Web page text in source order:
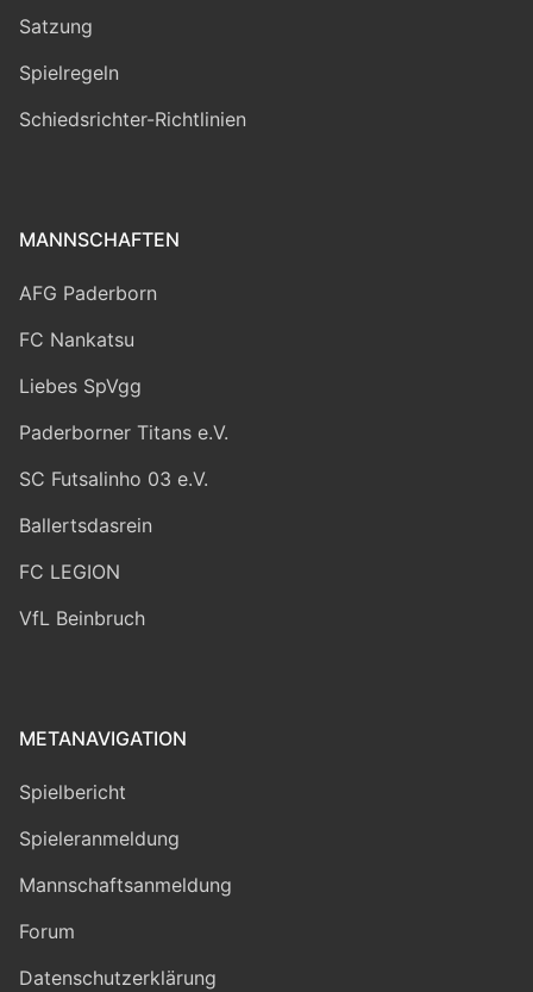
Satzung
Spielregeln
Schiedsrichter-Richtlinien
MANNSCHAFTEN
AFG Paderborn
FC Nankatsu
Liebes SpVgg
Paderborner Titans e.V.
SC Futsalinho 03 e.V.
Ballertsdasrein
FC LEGION
VfL Beinbruch
METANAVIGATION
Spielbericht
Spieleranmeldung
Mannschaftsanmeldung
Forum
Datenschutzerklärung